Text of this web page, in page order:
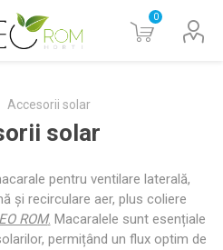
0
Accesorii solar
solar
pentru ventilare laterală,
și recirculare aer, plus coliere
ROM. Macaralele sunt esențiale
permițând un flux optim de